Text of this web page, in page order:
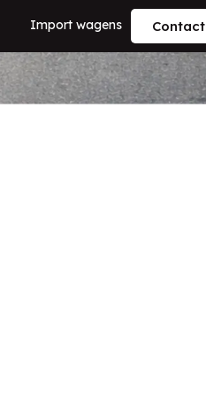
Import wagens Contact